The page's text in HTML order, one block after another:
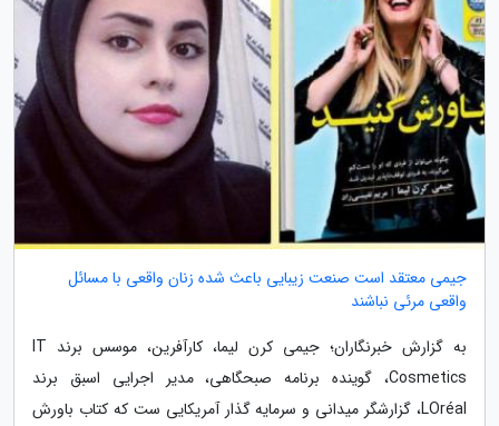
جیمی معتقد است صنعت زیبایی باعث شده زنان واقعی با مسائل
واقعی مرئی نباشند
به گزارش خبرنگاران؛ جیمی کرن لیما، کارآفرین، موسس برند IT
Cosmetics، گوینده برنامه صبحگاهی، مدیر اجرایی اسبق برند
LOréal، گزارشگر میدانی و سرمایه گذار آمریکایی ست که کتاب باورش